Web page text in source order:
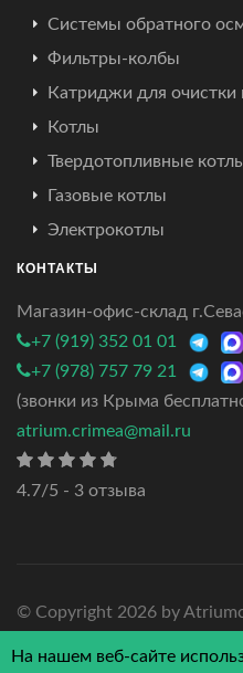
Системы обратного
Фильтры-колбы
Катриджи для очистки
Котлы
Твердотопливные
Газовые котлы
Электрокотлы
КОНТАКТЫ
Магазин-офис-склад
+7 (919) 352 01 01
+7 (978) 757 79 21
(звонки из Крыма
atrium.crimea@mail.ru
4.7/5 - 3 отзыва
© Copyright 2026 by
На нашем веб-сайте